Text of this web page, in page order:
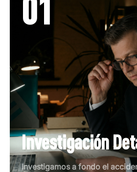
01
Investigación
Investigamos a fondo el